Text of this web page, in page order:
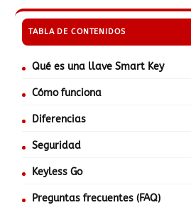
TABLA DE CONTENIDOS
Qué es una llave Smart Key
Cómo funciona
Diferencias
Seguridad
Keyless Go
Preguntas frecuentes (FAQ)